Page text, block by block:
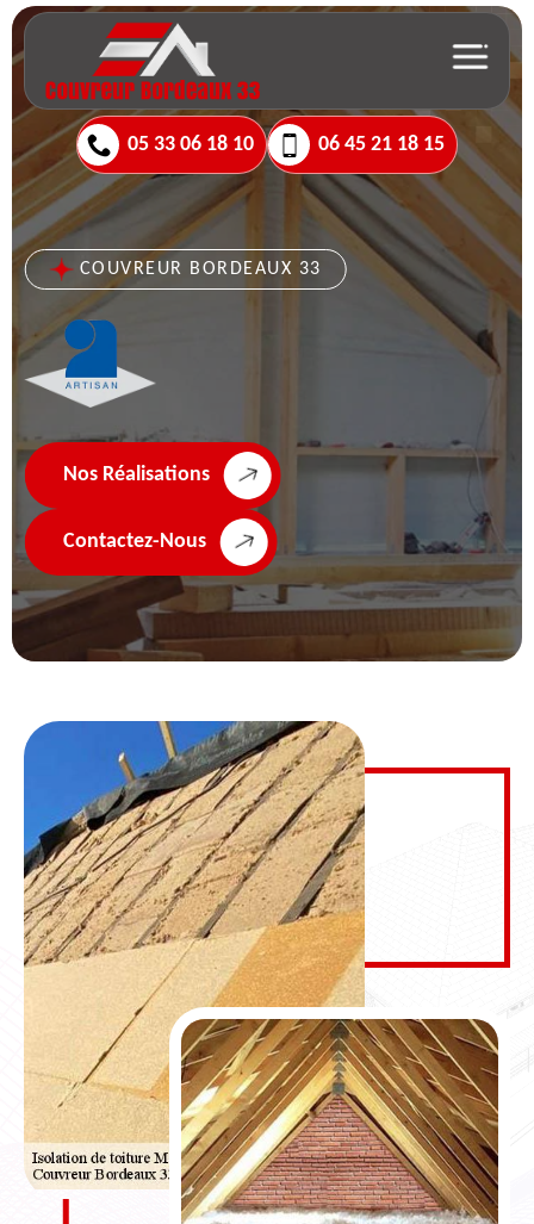
05 33 06 18 10 06 45 21 18 15
COUVREUR BORDEAUX 33
Nos Réalisations
Contactez-Nous